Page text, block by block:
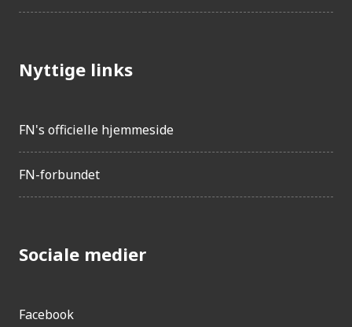
Nyttige links
FN's officielle hjemmeside
FN-forbundet
Sociale medier
Facebook